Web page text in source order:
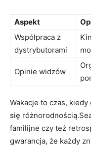
Aspekt
Współpraca z
dystrybutorami
Opinie widzów
Wakacje to czas,
się
familijne czy też
gwarancja, że każdy